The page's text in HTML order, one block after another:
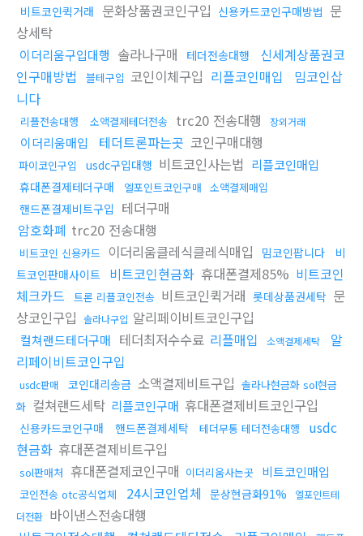
비트코인퀵거래 문화상품권코인구입 신용카드코인구매방법 문
상세탁
이더리움구입대행 솔라나구매 테더전송대행
신세계상품권코
인구매방법
블테구입 코인이체구입 리플코인매입
밈코인삽
니다
리플전송대행 소액결제테더전송 trc20 전송대행 장외거래
이더리움매입 테더트론파는곳 코인구매대행
파이코인구입 usdc구입대행 비트코인사는법 리플코인매입
휴대폰결제테더구매 엘포인트코인구매 소액결제매입
핸드폰결제비트구입 테더구매
암호화폐 trc20 전송대행
비트코인 신용카드 이더리움클레식클레식매입 밈코인팝니다
비
트코인판매사이트 비트코인현금화 휴대폰결제85% 비트코인
체크카드
트론 리플코인전송 비트코인퀵거래 롯데상품권세탁 문
상코인구입 솔라나구입 알리페이비트코인구입
컬쳐랜드테더구매 테더최저수수료 리플매입 소액결제세탁
알
리페이비트코인구입
usdc판매 코인대리송금 소액결제비트구입 솔라나현금화 sol현금
화 컬쳐랜드세탁 리플코인구매 휴대폰결제비트코인구입
신용카드코인구매 핸드폰결제세탁 테더무통 테더전송대행
usdc
현금화 휴대폰결제비트구입
sol판매처 휴대폰결제코인구매 이더리움사는곳 비트코인매입
코인전송 otc공식업체 24시코인업체 문상현금화91%
엘포인트테
더전환 바이낸스전송대행